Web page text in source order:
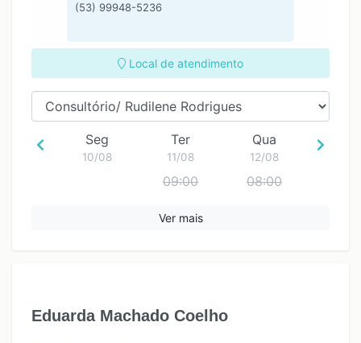
(53) 99948-5236
Local de atendimento
Seg
10/08
Ter
11/08
09:00
Qua
12/08
08:00
Ver mais
Eduarda Machado Coelho